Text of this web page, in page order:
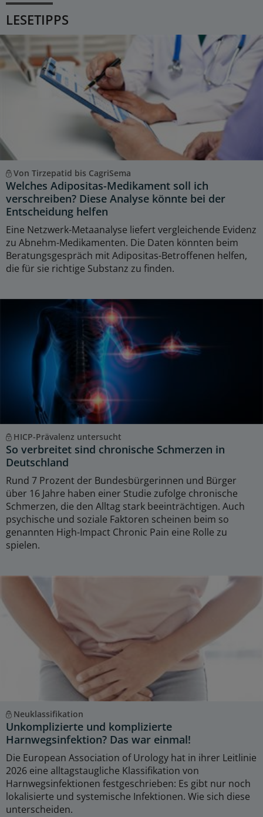
LESETIPPS
Von Tirzepatid bis CagriSema
Welches Adipositas-Medikament soll ich
verschreiben? Diese Analyse könnte bei der
Entscheidung helfen
Eine Netzwerk-Metaanalyse liefert vergleichende Evidenz
zu Abnehm-Medikamenten. Die Daten könnten beim
Beratungsgespräch mit Adipositas-Betroffenen helfen,
die für sie richtige Substanz zu finden.
HICP-Prävalenz untersucht
So verbreitet sind chronische Schmerzen in
Deutschland
Rund 7 Prozent der Bundesbürgerinnen und Bürger
über 16 Jahre haben einer Studie zufolge chronische
Schmerzen, die den Alltag stark beeinträchtigen. Auch
psychische und soziale Faktoren scheinen beim so
genannten High-Impact Chronic Pain eine Rolle zu
spielen.
Neuklassifikation
Unkomplizierte und komplizierte
Harnwegsinfektion? Das war einmal!
Die European Association of Urology hat in ihrer Leitlinie
2026 eine alltagstaugliche Klassifikation von
Harnwegsinfektionen festgeschrieben: Es gibt nur noch
lokalisierte und systemische Infektionen. Wie sich diese
unterscheiden.